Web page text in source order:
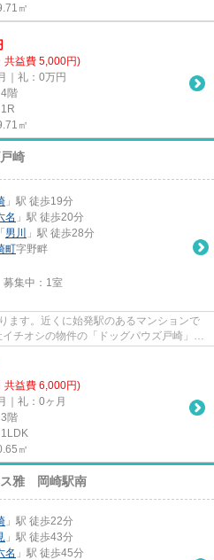
㎡
共益費 5,000円)
｜礼：0万円
階
㎡
崎
」駅 徒歩19分
名 」駅 徒歩20分
「 男川
」駅 徒歩28分
町字野畔
集中： 1室
ます。近くに始発駅のあるマンションで
チオシの物件の「ドッグパウズ戸崎」。
共益費 6,000円)
｜礼：0ヶ月
階
㎡
ス雅 岡崎駅南
」駅 徒歩22分
」駅 徒歩43分
名 」駅 徒歩45分